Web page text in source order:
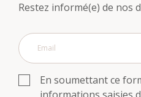
Restez informé(e) de nos
En soumettant ce